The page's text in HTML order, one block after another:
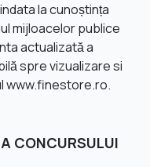
la cunoștința
mijloacelor publice
actualizată a
spre vizualizare si
www.finestore.ro.
CONCURSULUI